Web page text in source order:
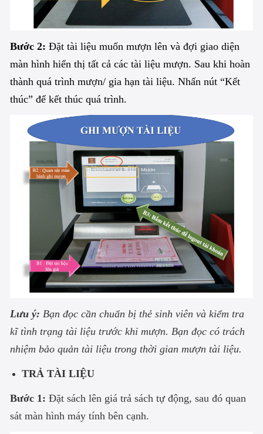
Bước 2: Đặt tài liệu muốn mượn lên và đợi giao diện
màn hình hiển thị tất cả các tài liệu mượn. Sau khi hoàn
thành quá trình mượn/ gia hạn tài liệu. Nhấn nút “Kết
thúc” để kết thúc quá trình.
Lưu ý: Bạn đọc cần chuẩn bị thẻ sinh viên và kiểm tra
kĩ tình trạng tài liệu trước khi mượn. Bạn đọc có trách
nhiệm bảo quản tài liệu trong thời gian mượn tài liệu.
TRẢ TÀI LIỆU
Bước 1: Đặt sách lên giá trả sách tự động, sau đó quan
sát màn hình máy tính bên cạnh.